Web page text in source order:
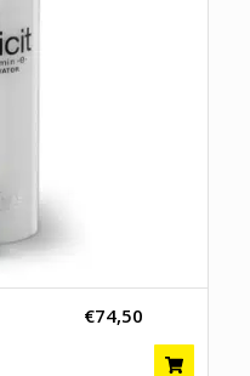
€74,50